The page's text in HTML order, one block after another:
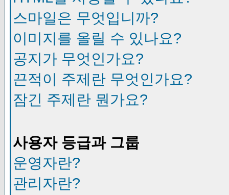
스마일은 무엇입니까?
이미지를 올릴 수 있나요?
공지가 무엇인가요?
끈적이 주제란 무엇인가요?
잠긴 주제란 뭔가요?
사용자 등급과 그룹
운영자란?
관리자란?